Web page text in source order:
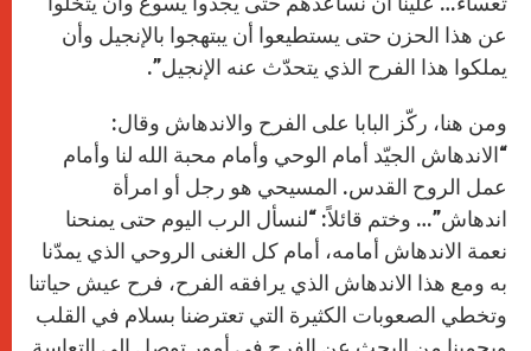
عن هذا الحزن حتى يستطيعوا أن يبتهجوا بالإنجيل وأن
يملكوا هذا الفرح الذي يتحدّث عنه الإنجيل”.
ومن هنا، ركّز البابا على الفرح والاندهاش وقال:
“الاندهاش الجيّد أمام الوحي وأمام محبة الله لنا وأمام
عمل الروح القدس. المسيحي هو رجل أو امرأة
اندهاش”… وختم قائلاً: “لنسأل الرب اليوم حتى يمنحنا
نعمة الاندهاش أمامه، أمام كل الغنى الروحي الذي يمدّنا
به ومع هذا الاندهاش الذي يرافقه الفرح، فرح عيش حياتنا
وتخطي الصعوبات الكثيرة التي تعترضنا بسلام في القلب